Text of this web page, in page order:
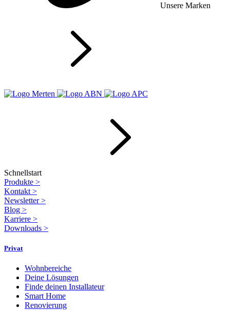
Unsere Marken
Schnellstart
Produkte >
Kontakt >
Newsletter>
Blog >
Karriere >
Downloads >
Privat
Wohnbereiche
Deine Lösungen
Finde deinen Installateur
Smart Home
Renovierung